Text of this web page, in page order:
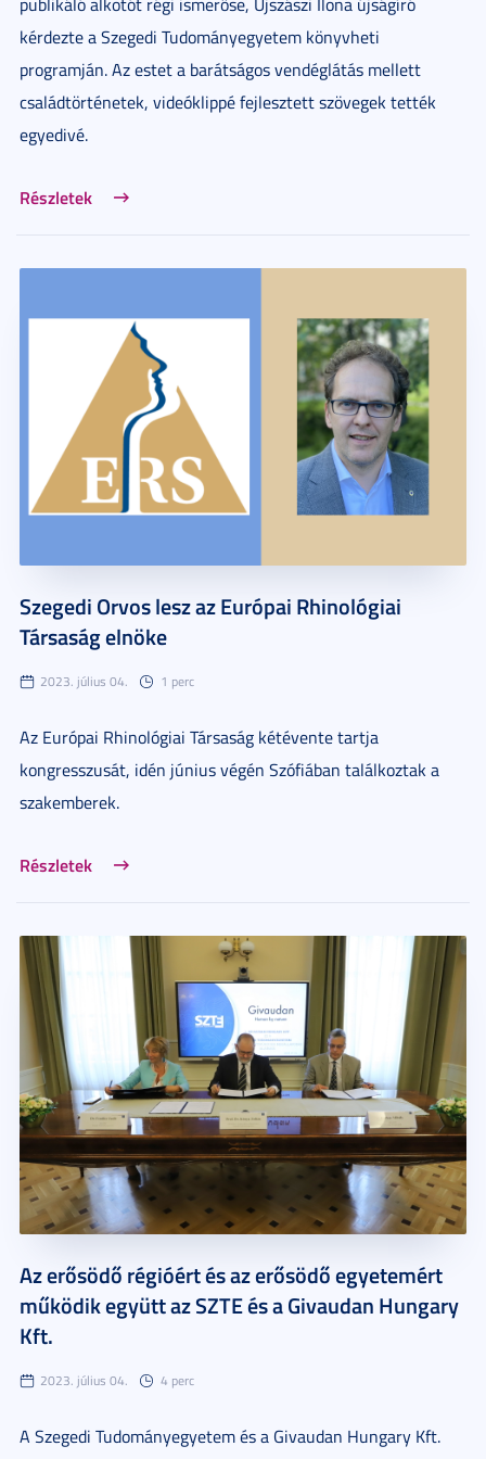
publikáló alkotót régi ismerőse, Újszászi Ilona újságíró
kérdezte a Szegedi Tudományegyetem könyvheti
programján. Az estet a barátságos vendéglátás mellett
családtörténetek, videóklippé fejlesztett szövegek tették
egyedivé.
Részletek
Szegedi Orvos lesz az Európai Rhinológiai
Társaság elnöke
2023. július 04. 1 perc
Az Európai Rhinológiai Társaság kétévente tartja
kongresszusát, idén június végén Szófiában találkoztak a
szakemberek.
Részletek
Az erősödő régióért és az erősödő egyetemért
működik együtt az SZTE és a Givaudan Hungary
Kft.
2023. július 04. 4 perc
A Szegedi Tudományegyetem és a Givaudan Hungary Kft.